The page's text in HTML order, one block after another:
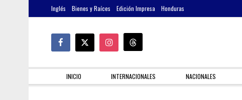
Inglés Bienes y Raíces Edición Impresa Honduras
INICIO INTERNACIONALES NACIONALES